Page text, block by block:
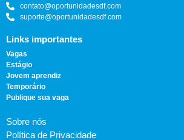
contato@oportunidadesdf.com
suporte@oportunidadesdf.com
Links importantes
Vagas
Estágio
Jovem aprendiz
Temporário
Publique sua vaga
Sobre nós
Política de Privacidade